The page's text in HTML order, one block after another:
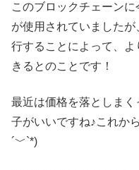
このブロックチェーン
が使用されていました
行することによって、
きるとのことです！
最近は価格を落としま
子がいいですね♪これか
´﹀`*)